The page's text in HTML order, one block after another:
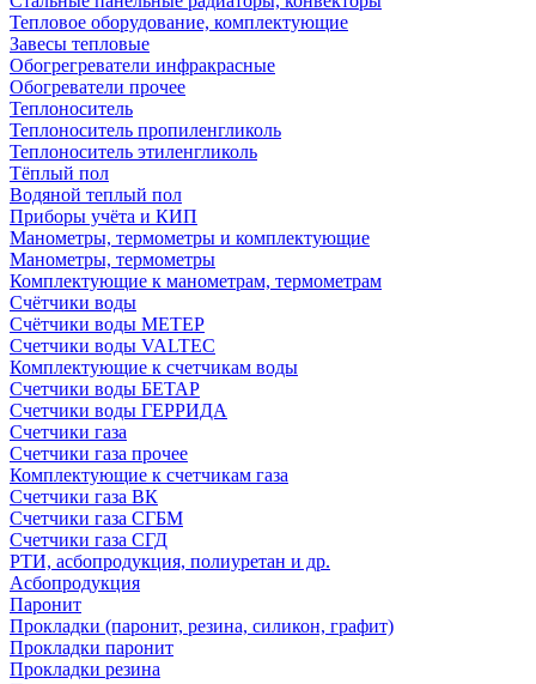
Тепловое оборудование, комплектующие
Завесы тепловые
Обогрегреватели инфракрасные
Обогреватели прочее
Теплоноситель
Теплоноситель пропиленгликоль
Теплоноситель этиленгликоль
Тёплый пол
Водяной теплый пол
Приборы учёта и КИП
Манометры, термометры и комплектующие
Манометры, термометры
Комплектующие к манометрам, термометрам
Счётчики воды
Счётчики воды МЕТЕР
Счетчики воды VALTEC
Комплектующие к счетчикам воды
Счетчики воды БЕТАР
Счетчики воды ГЕРРИДА
Счетчики газа
Счетчики газа прочее
Комплектующие к счетчикам газа
Счетчики газа ВК
Счетчики газа СГБМ
Счетчики газа СГД
РТИ, асбопродукция, полиуретан и др.
Асбопродукция
Паронит
Прокладки (паронит, резина, силикон, графит)
Прокладки паронит
Прокладки резина